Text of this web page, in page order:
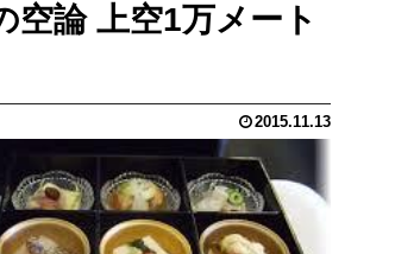
空論 上空1万メート
2015.11.13